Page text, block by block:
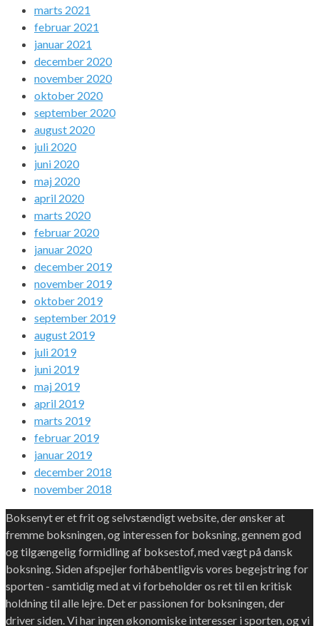
marts 2021
februar 2021
januar 2021
december 2020
november 2020
oktober 2020
september 2020
august 2020
juli 2020
juni 2020
maj 2020
april 2020
marts 2020
februar 2020
januar 2020
december 2019
november 2019
oktober 2019
september 2019
august 2019
juli 2019
juni 2019
maj 2019
april 2019
marts 2019
februar 2019
januar 2019
december 2018
november 2018
Boksenyt er et frit og selvstændigt website, der ønsker at
fremme boksningen, og interessen for boksning, gennem god
og tilgængelig formidling af boksestof, med vægt på dansk
boksning. Siden afspejler forhåbentligvis vores begejstring for
sporten - samtidig med at vi forbeholder os ret til en kritisk
holdning til alle lejre. Det er passionen for boksningen, der
driver siden. Vi har ingen økonomiske interesser i sporten, og vi